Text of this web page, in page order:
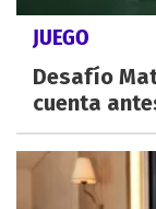
JUEGO
Desafío
cuenta